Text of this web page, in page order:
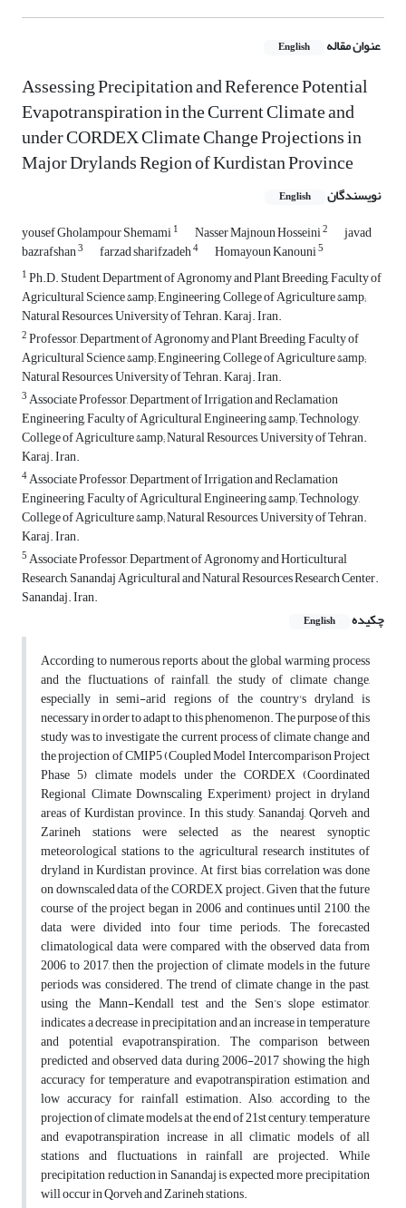
عنوان مقاله English
Assessing Precipitation and Reference Potential
Evapotranspiration in the Current Climate and
under CORDEX Climate Change Projections in
Major Drylands Region of Kurdistan Province
نویسندگان English
yousef Gholampour Shemami1 Nasser Majnoun Hosseini2 javad
bazrafshan3 farzad sharifzadeh4 Homayoun Kanouni5
1Ph.D. Student, Department of Agronomy and Plant Breeding, Faculty of
Agricultural Science &amp; Engineering, College of Agriculture &amp;
Natural Resources, University of Tehran. Karaj. Iran.
2Professor, Department of Agronomy and Plant Breeding, Faculty of
Agricultural Science &amp; Engineering, College of Agriculture &amp;
Natural Resources, University of Tehran. Karaj. Iran.
3Associate Professor, Department of Irrigation and Reclamation
Engineering, Faculty of Agricultural Engineering &amp; Technology,
College of Agriculture &amp; Natural Resources, University of Tehran.
Karaj. Iran.
4Associate Professor, Department of Irrigation and Reclamation
Engineering, Faculty of Agricultural Engineering &amp; Technology,
College of Agriculture &amp; Natural Resources, University of Tehran.
Karaj. Iran.
5Associate Professor, Department of Agronomy and Horticultural
Research, Sanandaj Agricultural and Natural Resources Research Center.
Sanandaj. Iran.
چکیده
English
According to numerous reports about the global warming process
and the fluctuations of rainfall, the study of climate change,
especially in semi-arid regions of the country's dryland, is
necessary in order to adapt to this phenomenon. The purpose of this
study was to investigate the current process of climate change and
the projection of CMIP5 (Coupled Model Intercomparison Project
Phase 5) climate models under the CORDEX (Coordinated
Regional Climate Downscaling Experiment) project in dryland
areas of Kurdistan province. In this study, Sanandaj, Qorveh, and
Zarineh stations were selected as the nearest synoptic
meteorological stations to the agricultural research institutes of
dryland in Kurdistan province. At first, bias correlation was done
on downscaled data of the CORDEX project. Given that the future
course of the project began in 2006 and continues until 2100, the
data were divided into four time periods. The forecasted
climatological data were compared with the observed data from
2006 to 2017, then the projection of climate models in the future
periods was considered. The trend of climate change in the past,
using the Mann-Kendall test and the Sen’s slope estimator,
indicates a decrease in precipitation and an increase in temperature
and potential evapotranspiration. The comparison between
predicted and observed data during 2006-2017 showing the high
accuracy for temperature and evapotranspiration estimation, and
low accuracy for rainfall estimation. Also, according to the
projection of climate models at the end of 21st century, temperature
and evapotranspiration increase in all climatic models of all
stations and fluctuations in rainfall are projected. While
precipitation reduction in Sanandaj is expected, more precipitation
will occur in Qorveh and Zarineh stations.